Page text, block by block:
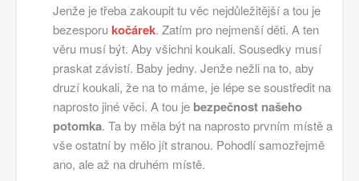
Jenže je třeba zakoupit tu věc nejdůležitější a tou je
bezesporu kočárek. Zatím pro nejmenší děti. A ten
věru musí být. Aby všichni koukali. Sousedky musí
praskat závistí. Baby jedny. Jenže nežli na to, aby
druzí koukali, že na to máme, je lépe se soustředit na
naprosto jiné věci. A tou je bezpečnost našeho
potomka. Ta by měla být na naprosto prvním místě a
vše ostatní by mělo jít stranou. Pohodlí samozřejmě
ano, ale až na druhém místě.